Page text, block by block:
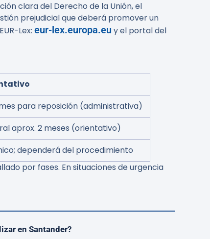
clara del Derecho de la Unión, el
prejudicial que deberá promover un
Lex: eur-lex.europa.eu y el portal del
mes para reposición (administrativa)
aprox. 2 meses (orientativo)
dependerá del procedimiento
por fases. En situaciones de urgencia
en Santander?